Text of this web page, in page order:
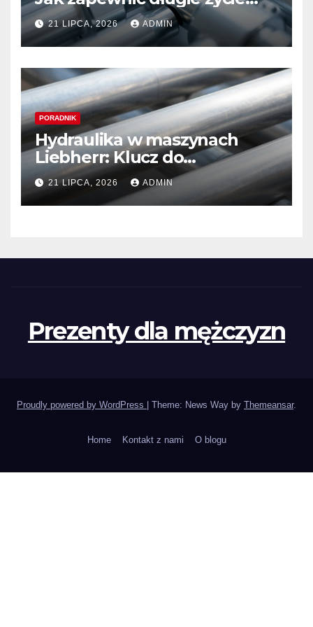
systemom hydraulicznym
Sauer Danfoss
21 LIPCA, 2026 ADMIN
PORADNIK
Hydraulika w maszynach
Liebherr: Klucz do
niezawodności i optymalnej
wydajności
21 LIPCA, 2026 ADMIN
Prezenty dla mężczyzn
Proudly powered by WordPress Theme: News Way by Themeansar.
Home Kontakt z nami O blogu